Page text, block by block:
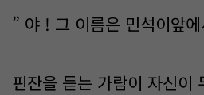
” 야 ! 그 이름은 민석이앞
핀잔을 듣는 가람이 자신이